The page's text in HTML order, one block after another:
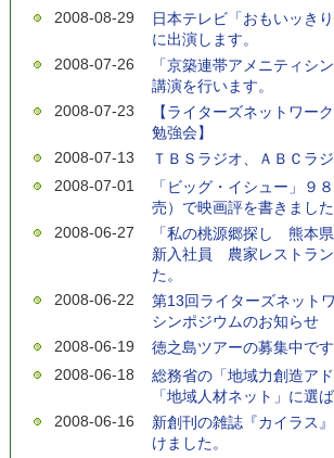
2008-08-29
日本テレビ「おもいッき
に出演します。
2008-07-26
「京築連帯アメニティシ
講演を行います。
2008-07-23
【ライターズネットワ
勉強会】
2008-07-13
ＴＢＳラジオ、ＡＢＣラ
2008-07-01
「ビッグ・イシュー」９
売）で映画評を書きまし
2008-06-27
「私の桃源郷探し 熊本
新入社員 農家レストラ
た。
2008-06-22
第13回ライターズネット
シンポジウムのお知らせ
2008-06-19
徳之島ツアーの募集中で
2008-06-18
総務省の「地域力創造ア
「地域人材ネット」に選
2008-06-16
新創刊の雑誌『カイラス
けました。